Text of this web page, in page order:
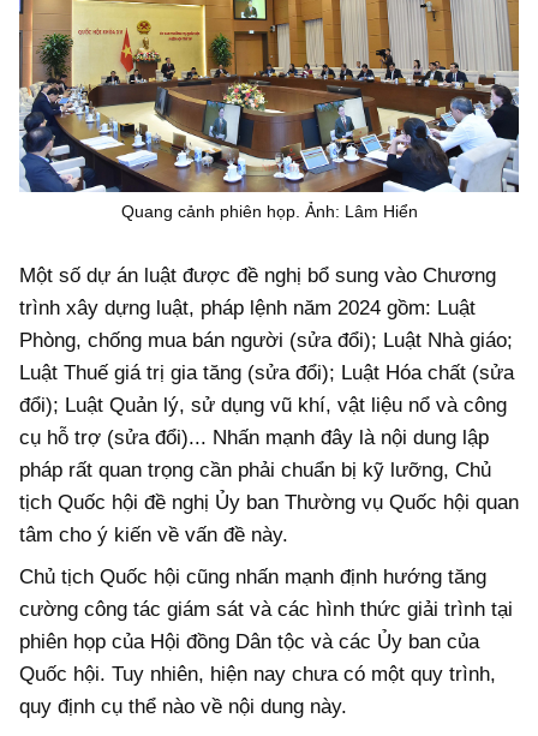
Quang cảnh phiên họp. Ảnh: Lâm Hiển
Một số dự án luật được đề nghị bổ sung vào Chương
trình xây dựng luật, pháp lệnh năm 2024 gồm: Luật
Phòng, chống mua bán người (sửa đổi); Luật Nhà giáo;
Luật Thuế giá trị gia tăng (sửa đổi); Luật Hóa chất (sửa
đổi); Luật Quản lý, sử dụng vũ khí, vật liệu nổ và công
cụ hỗ trợ (sửa đổi)... Nhấn mạnh đây là nội dung lập
pháp rất quan trọng cần phải chuẩn bị kỹ lưỡng, Chủ
tịch Quốc hội đề nghị Ủy ban Thường vụ Quốc hội quan
tâm cho ý kiến về vấn đề này.
Chủ tịch Quốc hội cũng nhấn mạnh định hướng tăng
cường công tác giám sát và các hình thức giải trình tại
phiên họp của Hội đồng Dân tộc và các Ủy ban của
Quốc hội. Tuy nhiên, hiện nay chưa có một quy trình,
quy định cụ thể nào về nội dung này.